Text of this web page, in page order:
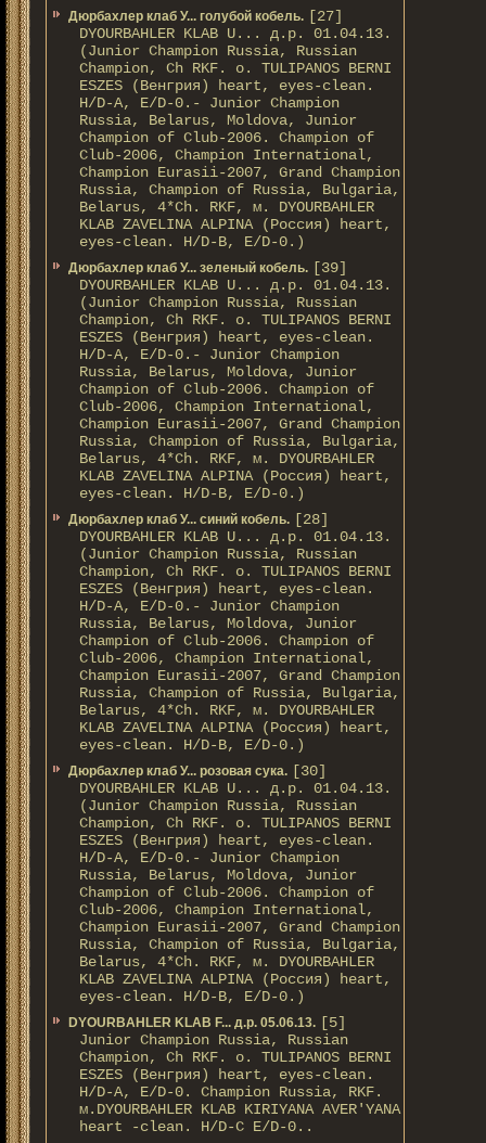
Дюрбахлер клаб У... голубой кобель. [27]
DYOURBAHLER KLAB U... д.р. 01.04.13.
(Junior Champion Russia, Russian
Champion, Ch RKF. о. TULIPANOS BERNI
ESZES (Венгрия) heart, eyes-clean.
H/D-A, E/D-0.- Junior Champion
Russia, Belarus, Moldova, Junior
Champion of Club-2006. Champion of
Club-2006, Champion International,
Champion Eurasii-2007, Grand Champion
Russia, Champion of Russia, Bulgaria,
Belarus, 4*Ch. RKF, м. DYOURBAHLER
KLAB ZAVELINA ALPINA (Россия) heart,
eyes-clean. H/D-В, E/D-0.)
Дюрбахлер клаб У... зеленый кобель. [39]
DYOURBAHLER KLAB U... д.р. 01.04.13.
(Junior Champion Russia, Russian
Champion, Ch RKF. о. TULIPANOS BERNI
ESZES (Венгрия) heart, eyes-clean.
H/D-A, E/D-0.- Junior Champion
Russia, Belarus, Moldova, Junior
Champion of Club-2006. Champion of
Club-2006, Champion International,
Champion Eurasii-2007, Grand Champion
Russia, Champion of Russia, Bulgaria,
Belarus, 4*Ch. RKF, м. DYOURBAHLER
KLAB ZAVELINA ALPINA (Россия) heart,
eyes-clean. H/D-В, E/D-0.)
Дюрбахлер клаб У... синий кобель. [28]
DYOURBAHLER KLAB U... д.р. 01.04.13.
(Junior Champion Russia, Russian
Champion, Ch RKF. о. TULIPANOS BERNI
ESZES (Венгрия) heart, eyes-clean.
H/D-A, E/D-0.- Junior Champion
Russia, Belarus, Moldova, Junior
Champion of Club-2006. Champion of
Club-2006, Champion International,
Champion Eurasii-2007, Grand Champion
Russia, Champion of Russia, Bulgaria,
Belarus, 4*Ch. RKF, м. DYOURBAHLER
KLAB ZAVELINA ALPINA (Россия) heart,
eyes-clean. H/D-В, E/D-0.)
Дюрбахлер клаб У... розовая сука. [30]
DYOURBAHLER KLAB U... д.р. 01.04.13.
(Junior Champion Russia, Russian
Champion, Ch RKF. о. TULIPANOS BERNI
ESZES (Венгрия) heart, eyes-clean.
H/D-A, E/D-0.- Junior Champion
Russia, Belarus, Moldova, Junior
Champion of Club-2006. Champion of
Club-2006, Champion International,
Champion Eurasii-2007, Grand Champion
Russia, Champion of Russia, Bulgaria,
Belarus, 4*Ch. RKF, м. DYOURBAHLER
KLAB ZAVELINA ALPINA (Россия) heart,
eyes-clean. H/D-В, E/D-0.)
DYOURBAHLER KLAB F... д.р. 05.06.13. [5]
Junior Champion Russia, Russian
Champion, Ch RKF. о. TULIPANOS BERNI
ESZES (Венгрия) heart, eyes-clean.
H/D-A, E/D-0. Champion Russia, RKF.
м.DYOURBAHLER KLAB KIRIYANA AVER'YANA
heart -clean. H/D-С E/D-0..